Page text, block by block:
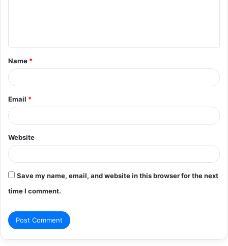
t
*
Name *
Email *
Website
Save my name, email, and website in this browser for the next
time I comment.